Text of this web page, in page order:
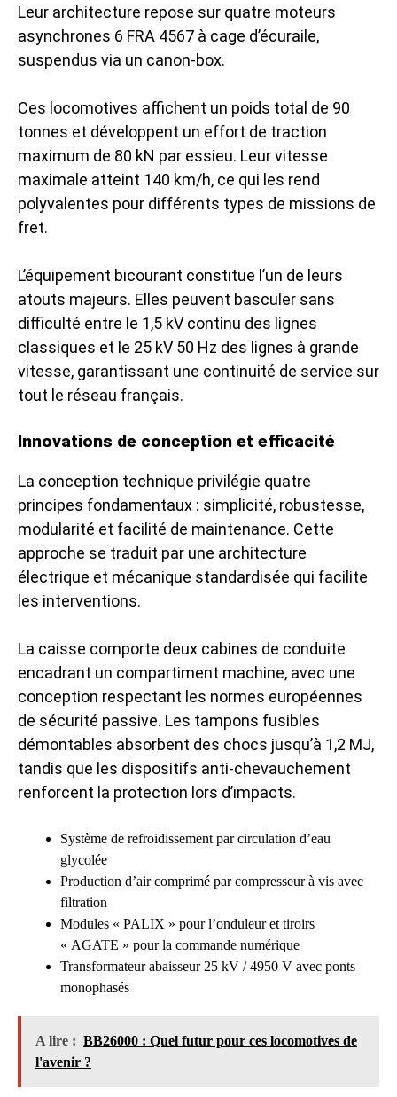
Leur architecture repose sur quatre moteurs
asynchrones 6 FRA 4567 à cage d’écuraile,
suspendus via un canon-box.
Ces locomotives affichent un poids total de 90
tonnes et développent un effort de traction
maximum de 80 kN par essieu. Leur vitesse
maximale atteint 140 km/h, ce qui les rend
polyvalentes pour différents types de missions de
fret.
L’équipement bicourant constitue l’un de leurs
atouts majeurs. Elles peuvent basculer sans
difficulté entre le 1,5 kV continu des lignes
classiques et le 25 kV 50 Hz des lignes à grande
vitesse, garantissant une continuité de service sur
tout le réseau français.
Innovations de conception et efficacité
La conception technique privilégie quatre
principes fondamentaux : simplicité, robustesse,
modularité et facilité de maintenance. Cette
approche se traduit par une architecture
électrique et mécanique standardisée qui facilite
les interventions.
La caisse comporte deux cabines de conduite
encadrant un compartiment machine, avec une
conception respectant les normes européennes
de sécurité passive. Les tampons fusibles
démontables absorbent des chocs jusqu’à 1,2 MJ,
tandis que les dispositifs anti-chevauchement
renforcent la protection lors d’impacts.
Système de refroidissement par circulation d’eau
glycolée
Production d’air comprimé par compresseur à vis avec
filtration
Modules « PALIX » pour l’onduleur et tiroirs
« AGATE » pour la commande numérique
Transformateur abaisseur 25 kV / 4950 V avec ponts
monophasés
A lire : BB26000 : Quel futur pour ces locomotives de
l'avenir ?